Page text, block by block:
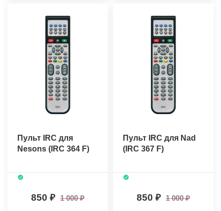
Пульт IRC для
Nesons (IRC 364 F)
850 1 000
Пульт IRC для Nad
(IRC 367 F)
850 1 000